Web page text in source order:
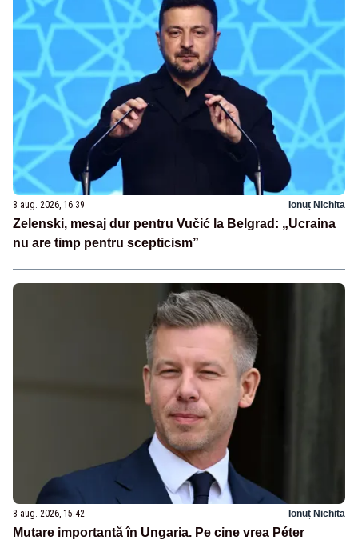
8 aug. 2026, 16:39 Ionuț Nichita
Zelenski, mesaj dur pentru Vučić la Belgrad: „Ucraina
nu are timp pentru scepticism”
8 aug. 2026, 15:42 Ionuț Nichita
Mutare importantă în Ungaria. Pe cine vrea Péter